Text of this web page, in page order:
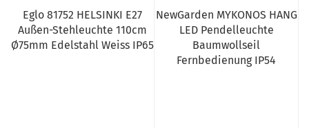
Eglo 81752 HELSINKI E27
Außen-Stehleuchte 110cm
Ø75mm Edelstahl Weiss IP65
NewGarden MYKONOS HANG
LED Pendelleuchte
Baumwollseil
Fernbedienung IP54